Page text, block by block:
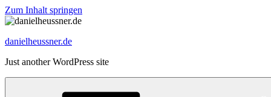
Zum Inhalt springen
danielheussner.de
Just another WordPress site